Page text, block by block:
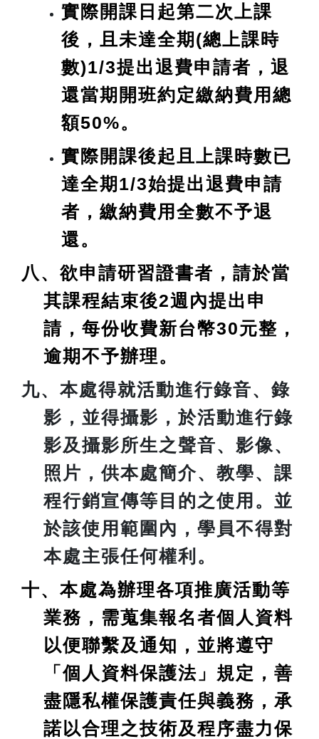
實際開課日起第二次上課
後，且未達全期(總上課時
數)1/3提出退費申請者，退
還當期開班約定繳納費用總
額50%。
實際開課後起且上課時數已
達全期1/3始提出退費申請
者，繳納費用全數不予退
還。
八、欲申請研習證書者，請於當
其課程結束後2週內提出申
請，每份收費新台幣30元整，
逾期不予辦理。
九、本處得就活動進行錄音、錄
影，並得攝影，於活動進行錄
影及攝影所生之聲音、影像、
照片，供本處簡介、教學、課
程行銷宣傳等目的之使用。並
於該使用範圍內，學員不得對
本處主張任何權利。
十、本處為辦理各項推廣活動等
業務，需蒐集報名者個人資料
以便聯繫及通知，並將遵守
「個人資料保護法」規定，善
盡隱私權保護責任與義務，承
諾以合理之技術及程序盡力保